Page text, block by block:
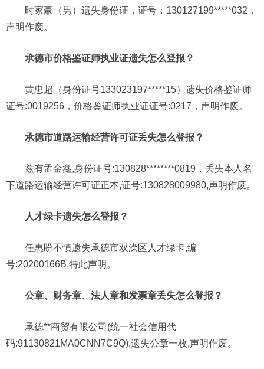
时家豪（男）遗失身份证，证号：130127199*****032，
声明作废。
承德市价格鉴证师执业证遗失怎么登报？
黄忠超（身份证号133023197*****15）遗失价格鉴证师
证号:0019256，价格鉴证师执业证证号:0217，声明作废。
承德市道路运输经营许可证丢失怎么登报？
兹有孟金鑫,身份证号:130828********0819，丢失本人名
下道路运输经营许可证正本,证号:130828009980,声明作废。
人才绿卡遗失怎么登报？
任惠盼不慎遗失承德市双滦区人才绿卡,编
号:20200166B,特此声明。
公章、财务章、法人章和发票章丢失怎么登报？
承德**商贸有限公司(统一社会信用代
码:91130821MA0CNN7C9Q),遗失公章一枚,声明作废。